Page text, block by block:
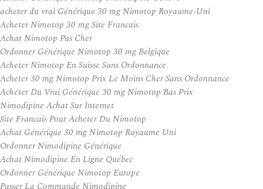
acheter du vrai Générique 30 mg Nimotop Royaume-Uni
Acheter Nimotop 30 mg Site Francais
Achat Nimotop Pas Cher
Ordonner Générique Nimotop 30 mg Belgique
Acheter Nimotop En Suisse Sans Ordonnance
Acheter 30 mg Nimotop Prix Le Moins Cher Sans Ordonnance
Acheter Du Vrai Générique 30 mg Nimotop Bas Prix
Nimodipine Achat Sur Internet
Site Francais Pour Acheter Du Nimotop
Achat Générique 30 mg Nimotop Royaume Uni
Ordonner Nimodipine Générique
Achat Nimodipine En Ligne Québec
Ordonner Générique Nimotop Europe